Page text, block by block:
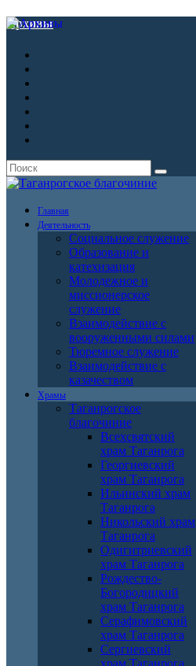
Архивы
Главная
Деятельность
Социальное служение
Образование и
катехизация
Молодежное и
миссионерское
служение
Взаимодействие с
вооруженными силами
Тюремное служение
Взаимодействие с
казачеством
Храмы
Таганрогское
благочиние
Всехсвятский
храм Таганрога
Георгиевский
храм Таганрога
Ильинский храм
Таганрога
Никольский храм
Таганрога
Одигитриевский
храм Таганрога
Рождество-
Богородицкий
храм Таганрога
Серафимовский
храм Таганрога
Сергиевский
храм Таганрога